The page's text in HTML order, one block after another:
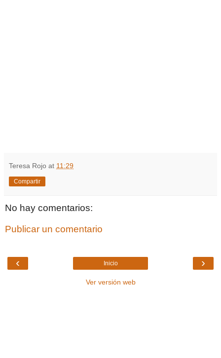
Teresa Rojo at 11:29
Compartir
No hay comentarios:
Publicar un comentario
‹ ›
Inicio
Ver versión web